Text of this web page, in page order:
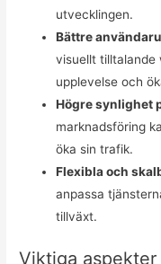
utvecklingen.
Bättre
visuellt tilltalande
upplevelse och
Högre synlighet
marknadsföring
öka sin trafik.
Flexibla och
anpassa
tillväxt.
Viktiga